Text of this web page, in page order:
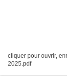
cliquer pour ouvrir,
2025.pdf